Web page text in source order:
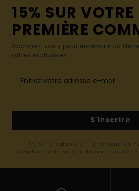
15% SUR VOTRE
PREMIÈRE
Abonnez-vous pour recevoir nos
offres exclusives.
S'inscrire
(*) Offre valable en ligne pour les
Conditions détaillées disponibles dans